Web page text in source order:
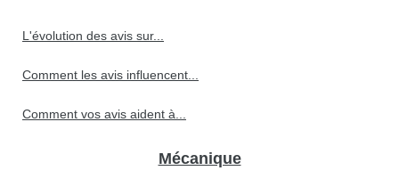
L'évolution des avis sur...
Comment les avis influencent...
Comment vos avis aident à...
Mécanique